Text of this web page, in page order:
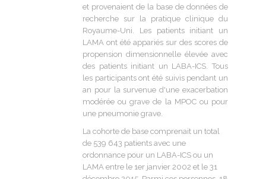
et provenaient de la base de données de
recherche sur la pratique clinique du
Royaume-Uni. Les patients initiant un
LAMA ont été appariés sur des scores de
propension dimensionnelle élevée avec
des patients initiant un LABA-ICS. Tous
les participants ont été suivis pendant un
an pour la survenue d'une exacerbation
modérée ou grave de la MPOC ou pour
une pneumonie grave.
La cohorte de base comprenait un total
de 539 643 patients avec une
ordonnance pour un LABA-ICS ou un
LAMA entre le 1er janvier 2002 et le 31